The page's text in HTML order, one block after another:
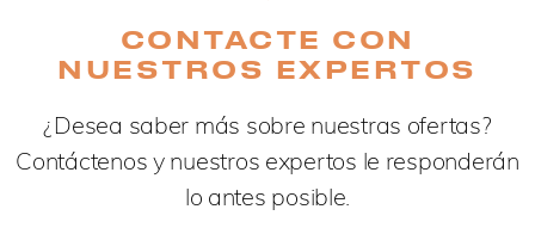
CONTACTE CON
NUESTROS EXPERTOS
¿Desea saber más sobre nuestras ofertas?
Contáctenos y nuestros expertos le responderán
lo antes posible.